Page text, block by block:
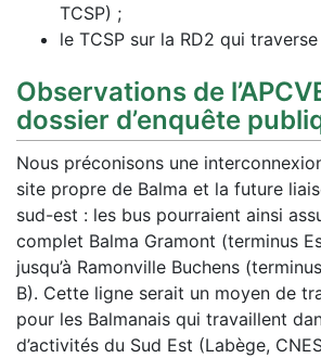
TCSP) ;
le TCSP sur la RD2 qui
Observations de
dossier d’enquête
Nous préconisons une
site propre de Balma et la future
sud-est : les bus pourraient ainsi
complet Balma Gramont (terminus
jusqu’à Ramonville Buchens
B). Cette ligne serait un moyen de
pour les Balmanais qui travaillent
d’activités du Sud Est (Labège,